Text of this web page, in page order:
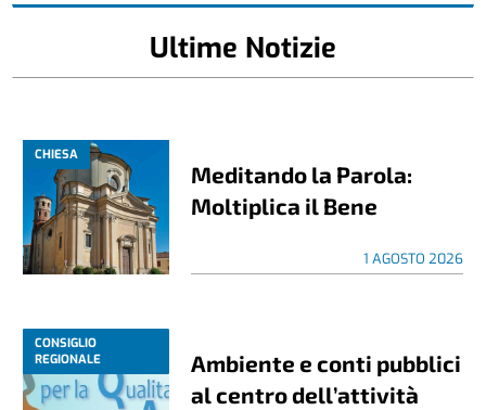
Ultime Notizie
CHIESA
Meditando la Parola:
Moltiplica il Bene
1 AGOSTO 2026
CONSIGLIO
REGIONALE
Ambiente e conti pubblici
al centro dell’attività